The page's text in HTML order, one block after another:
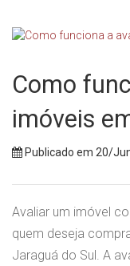
Como
imóveis
Publicado em 20/
Avaliar um imóvel
quem deseja
Jaraguá do Sul. A